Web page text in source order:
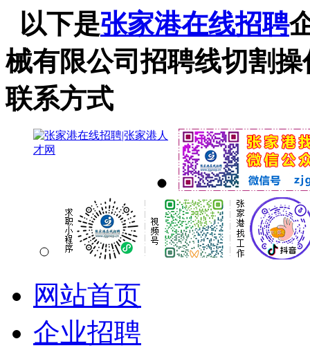
以下是张家港在线招聘
械有限公司招聘线切割
联系方式
网站首页
企业招聘